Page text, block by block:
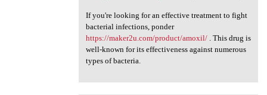
If you're looking for an effective treatment to fight
bacterial infections, ponder
https://maker2u.com/product/amoxil/. This drug is
well-known for its effectiveness against numerous
types of bacteria.